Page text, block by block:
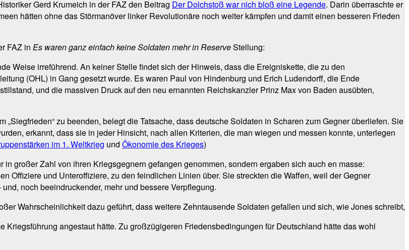
Gerd Krumeich in der FAZ den Beitrag Der Dolchstoß war nich bloß eine Legende. Darin überraschte er
hätten ohne das Störmanöver linker Revolutionäre noch weiter kämpfen und damit einen besseren Frieden
FAZ in Es waren ganz einfach keine Soldaten mehr in ReserveStellung:
Weise irreführend. An keiner Stelle findet sich der Hinweis, dass die Ereigniskette, die zu den
(OHL) in Gang gesetzt wurde. Es waren Paul von Hindenburg und Erich Ludendorff, die Ende
und die massiven Druck auf den neu ernannten Reichskanzler Prinz Max von Baden ausübten,
zu beenden, belegt die Tatsache, dass deutsche Soldaten in Scharen zum Gegner überliefen. Sie
erkannt, dass sie in jeder Hinsicht, nach allen Kriterien, die man wiegen und messen konnte, unterlegen
im 1. Weltkrieg und Ökonomie des Krieges)
großer Zahl von ihren Kriegsgegnern gefangen genommen, sondern ergaben sich auch en masse:
Offiziere und Unteroffiziere, zu den feindlichen Linien über. Sie streckten die Waffen, weil der Gegner
noch beeindruckender, mehr und bessere Verpflegung.
Wahrscheinlichkeit dazu geführt, dass weitere Zehntausende Soldaten gefallen und sich, wie Jones schreibt,
angestaut hätte. Zu großzügigeren Friedensbedingungen für Deutschland hätte das wohl